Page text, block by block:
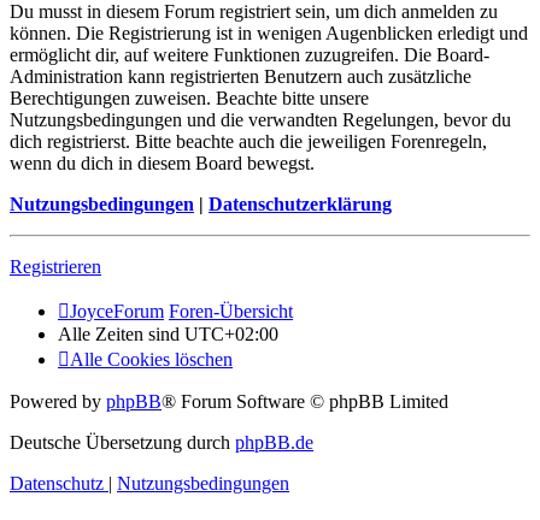
Du musst in diesem Forum registriert sein, um dich anmelden zu
können. Die Registrierung ist in wenigen Augenblicken erledigt und
ermöglicht dir, auf weitere Funktionen zuzugreifen. Die Board-
Administration kann registrierten Benutzern auch zusätzliche
Berechtigungen zuweisen. Beachte bitte unsere
Nutzungsbedingungen und die verwandten Regelungen, bevor du
dich registrierst. Bitte beachte auch die jeweiligen Forenregeln,
wenn du dich in diesem Board bewegst.
Nutzungsbedingungen | Datenschutzerklärung
Registrieren
JoyceForum Foren-Übersicht
Alle Zeiten sind UTC+02:00
Alle Cookies löschen
Powered by phpBB® Forum Software © phpBB Limited
Deutsche Übersetzung durch phpBB.de
Datenschutz | Nutzungsbedingungen